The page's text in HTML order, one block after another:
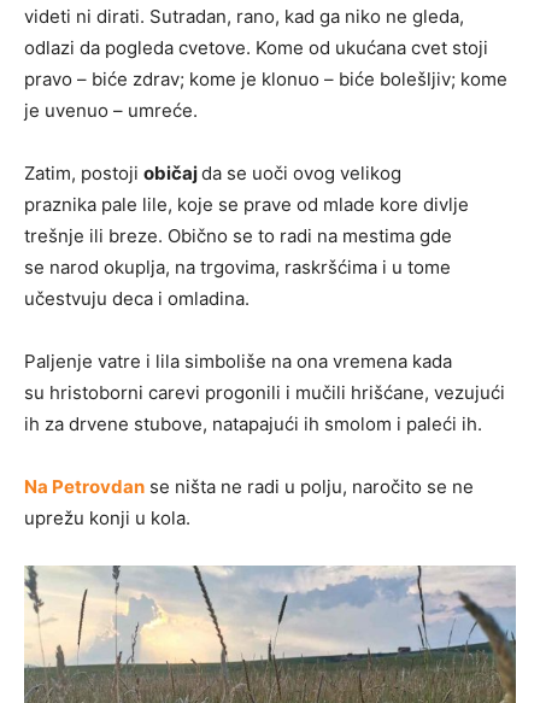
videti ni dirati. Sutradan, rano, kad ga niko ne gleda,
odlazi da pogleda cvetove. Kome od ukućana cvet stoji
pravo – biće zdrav; kome je klonuo – biće bolešljiv; kome
je uvenuo – umreće.
Zatim, postoji običajda se uoči ovog velikog
praznika pale lile, koje se prave od mlade kore divlje
trešnje ili breze. Obično se to radi na mestima gde
se narod okuplja, na trgovima, raskršćima i u tome
učestvuju deca i omladina.
Paljenje vatre i lila simboliše na ona vremena kada
su hristoborni carevi progonili i mučili hrišćane, vezujući
ih za drvene stubove, natapajući ih smolom i paleći ih.
Na Petrovdan se ništa ne radi u polju, naročito se ne
uprežu konji u kola.